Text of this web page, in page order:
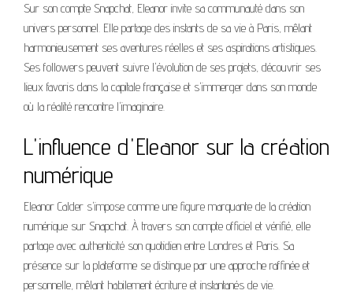
Sur son compte Snapchat, Eleanor invite sa communauté dans son
univers personnel. Elle partage des instants de sa vie à Paris, mêlant
harmonieusement ses aventures réelles et ses aspirations artistiques.
Ses followers peuvent suivre l'évolution de ses projets, découvrir ses
lieux favoris dans la capitale française et s'immerger dans son monde
où la réalité rencontre l'imaginaire.
L'influence d'Eleanor sur la création
numérique
Eleanor Calder s'impose comme une figure marquante de la création
numérique sur Snapchat. À travers son compte officiel et vérifié, elle
partage avec authenticité son quotidien entre Londres et Paris. Sa
présence sur la plateforme se distingue par une approche raffinée et
personnelle, mêlant habilement écriture et instantanés de vie.